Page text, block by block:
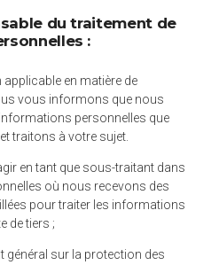
du traitement de
:
applicable en matière de
vous informons que nous
personnelles que
traitons à votre sujet.
en tant que sous-traitant dans
où nous recevons des
pour traiter les informations
de tiers ;
général sur la protection des